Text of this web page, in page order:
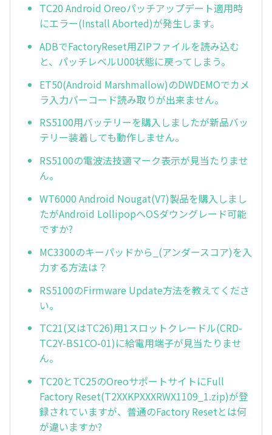
TC20 Android Oreoパッチアップデート適用時
にエラー(Install Aborted)が発生します。
ADBでFactoryReset用ZIPファイルを読み込む
と、パッチレベルU00状態に戻ってしまう。
ET50(Android Marshmallow)のDWDEMOでカメ
ラ入力バーコード読み取りが出来ません。
RS5100用バッテリーを購入しましたが新品バッ
テリー装着しても動作しません。
RS5100の電波法技適マーク表示が見当たりませ
ん。
WT6000 Android Nougat(V7)製品を購入しまし
たがAndroid LollipopへOSダウングレード可能
ですか?
MC3300のキーパッドから_(アンダースコア)を入
力する方法は？
RS5100のFirmware Update方法を教えてくださ
い。
TC21(又はTC26)用1スロットクレードル(CRD-
TC2Y-BS1CO-01)に給電用端子が見当たりませ
ん。
TC20とTC25のOreoサポートサイトにFull
Factory Reset(T2XXKPXXXRWX1109_1.zip)が登
録されていますが、普通のFactory Resetとは何
が違いますか?